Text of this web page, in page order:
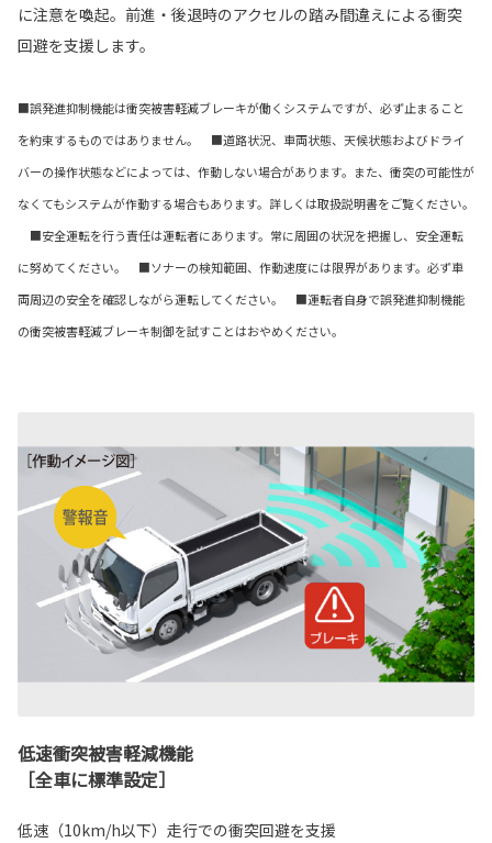
に注意を喚起。前進・後退時のアクセルの踏み間違えによる衝突
回避を支援します。
■誤発進抑制機能は衝突被害軽減ブレーキが働くシステムですが、必ず止まること
を約束するものではありません。 ■道路状況、車両状態、天候状態およびドライ
バーの操作状態などによっては、作動しない場合があります。また、衝突の可能性が
なくてもシステムが作動する場合もあります。詳しくは取扱説明書をご覧ください。
■安全運転を行う責任は運転者にあります。常に周囲の状況を把握し、安全運転
に努めてください。 ■ソナーの検知範囲、作動速度には限界があります。必ず車
両周辺の安全を確認しながら運転してください。 ■運転者自身で誤発進抑制機能
の衝突被害軽減ブレーキ制御を試すことはおやめください。
低速衝突被害軽減機能
［全車に標準設定］
低速（10km/h以下）走行での衝突回避を支援